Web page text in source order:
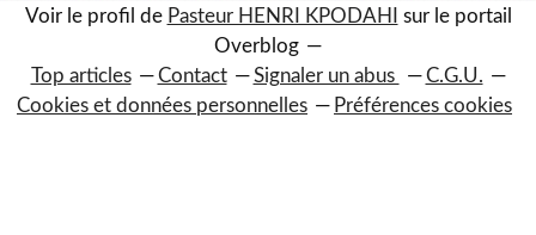
Voir le profil de Pasteur HENRI KPODAHI
sur le portail
Overblog
Top articles
Contact Signaler un abus
C.G.U.
Cookies et données personnelles
Préférences cookies